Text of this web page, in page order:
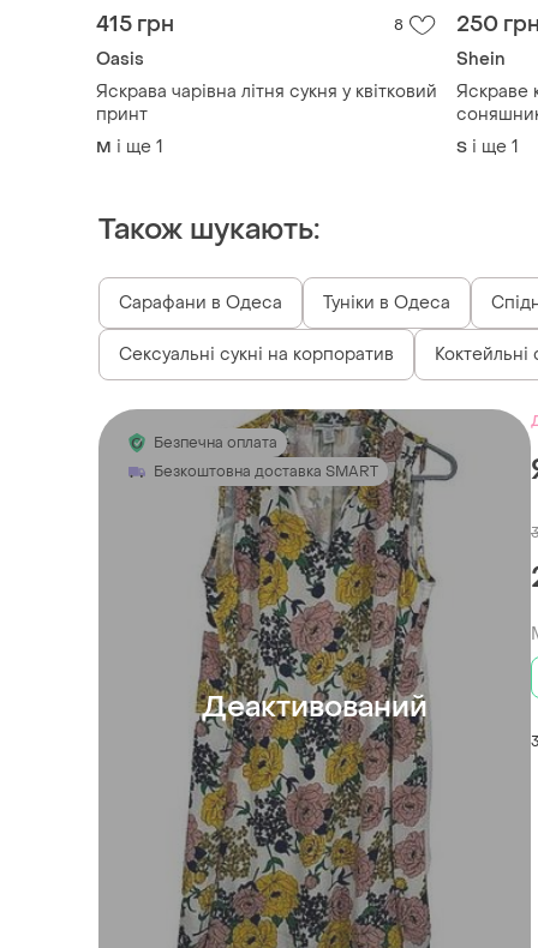
415 грн 8
Oasis
Яскрава чарівна літня сукня у квітковий
принт
M і ще 1
250
Shein
Яскраве
S і ще 1
Також шукають:
Сарафани в Одеса Туніки в Одеса
Сексуальні сукні на корпоратив Коктейльні
Безпечна оплата
Безкоштовна доставка SMART
Деактивований